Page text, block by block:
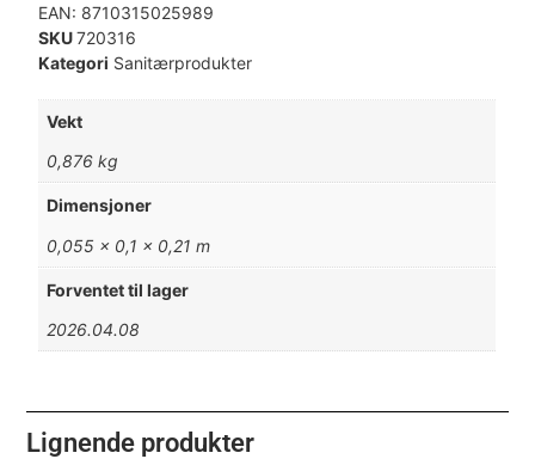
EAN: 8710315025989
SKU720316
Kategori Sanitærprodukter
Vekt
0,876 kg
Dimensjoner
0,055 × 0,1 × 0,21 m
Forventet til lager
2026.04.08
Lignende produkter